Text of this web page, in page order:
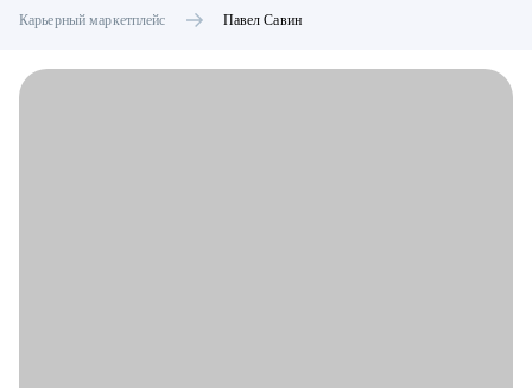
Карьерный маркетплейс Павел Савин